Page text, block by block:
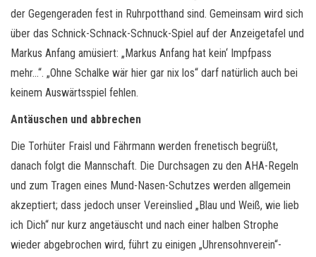
der Gegengeraden fest in Ruhrpotthand sind. Gemeinsam wird sich
über das Schnick-Schnack-Schnuck-Spiel auf der Anzeigetafel und
Markus Anfang amüsiert: „Markus Anfang hat kein‘ Impfpass
mehr…“. „Ohne Schalke wär hier gar nix los“ darf natürlich auch bei
keinem Auswärtsspiel fehlen.
Antäuschen und abbrechen
Die Torhüter Fraisl und Fährmann werden frenetisch begrüßt,
danach folgt die Mannschaft. Die Durchsagen zu den AHA-Regeln
und zum Tragen eines Mund-Nasen-Schutzes werden allgemein
akzeptiert; dass jedoch unser Vereinslied „Blau und Weiß, wie lieb
ich Dich“ nur kurz angetäuscht und nach einer halben Strophe
wieder abgebrochen wird, führt zu einigen „Uhrensohnverein“-